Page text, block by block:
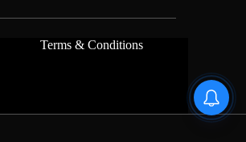
Terms & Conditions